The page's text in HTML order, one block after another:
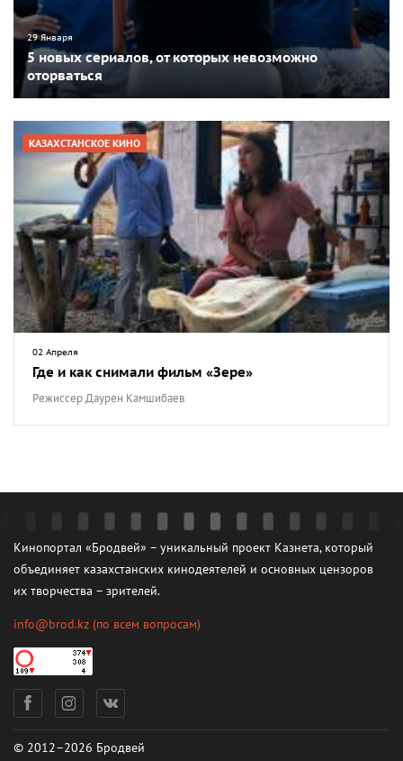
29 Января
5 новых сериалов, от которых невозможно
оторваться
КАЗАХСТАНСКОЕ КИНО
02 Апреля
Где и как снимали фильм «Зере»
Режиссер Даурен Камшибаев
Кинопортал «Бродвей» – уникальный проект Казнета, который
объединяет казахстанских кинодеятелей и основных цензоров
их творчества – зрителей.
info@brod.kz (по всем вопросам)
© 2012–2026 Бродвей